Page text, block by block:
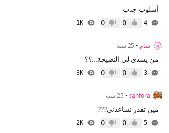
أسلوب جذب
4 إعجاب0 عدم إعجاب
0
1K
شام • 25 سنة
من يسدي لي النصيحة...؟؟
3 إعجاب0 عدم إعجاب
0
3K
sanfora
• 25 سنة
مين تقدر تساعدني???
5 إعجاب0 عدم إعجاب
0
2K